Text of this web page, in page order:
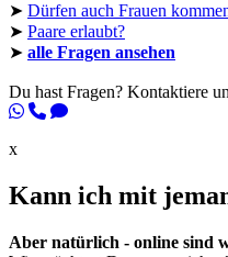
➤ Dürfen auch Frauen
➤ Paare erlaubt?
➤ alle Fragen ansehen
Du hast Fragen? Kontaktiere
x
Kann ich mit
Aber natürlich - online sind